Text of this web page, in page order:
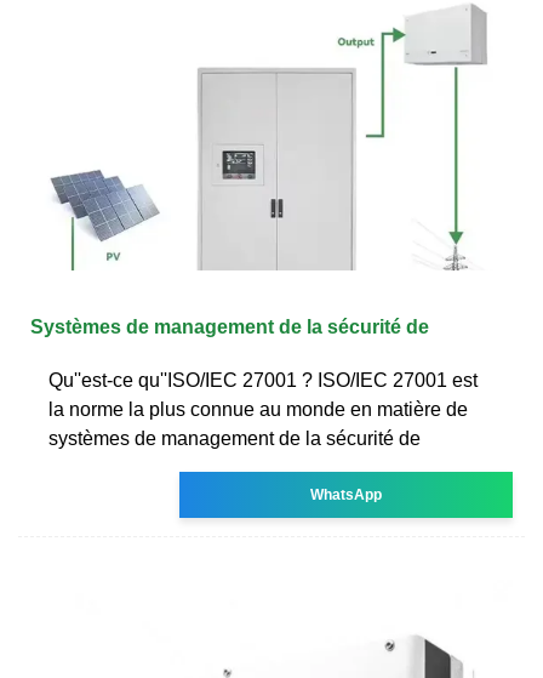
Systèmes de management de la sécurité de
Qu''est-ce qu''ISO/IEC 27001 ? ISO/IEC 27001 est
la norme la plus connue au monde en matière de
systèmes de management de la sécurité de
WhatsApp